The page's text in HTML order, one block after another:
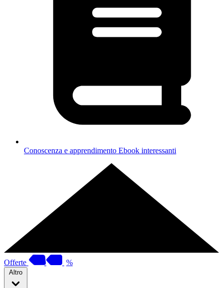
Conoscenza e apprendimento Ebook interessanti
Offerte %
Altro